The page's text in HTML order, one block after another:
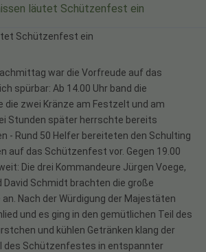
läutet Schützenfest ein
war die Vorfreude auf das
spürbar: Ab 14.00 Uhr band die
die zwei Kränze am Festzelt und am
Stunden später herrschte bereits
- Rund 50 Helfer bereiteten den Schulting
auf das Schützenfest vor. Gegen 19.00
Die drei Kommandeure Jürgen Voege,
Schmidt brachten die große
Nach der Würdigung der Majestäten
und es ging in den gemütlichen Teil des
und kühlen Getränken klang der
des Schützenfestes in entspannter